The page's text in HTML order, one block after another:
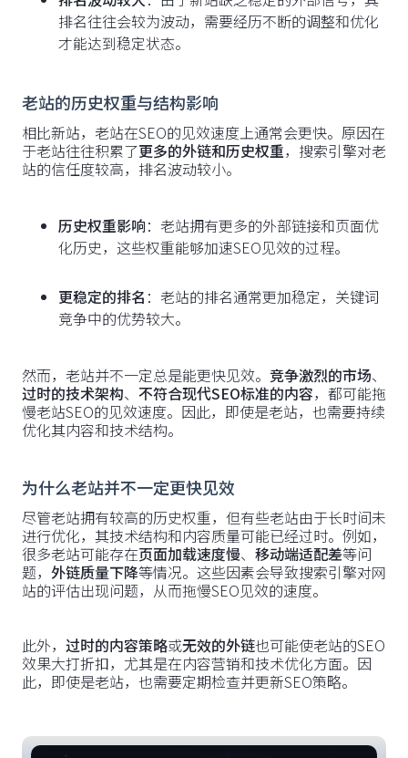
排名往往会较为波动，需要经历不断的调整和优化
才能达到稳定状态。
老站的历史权重与结构影响
相比新站，老站在SEO的见效速度上通常会更快。原因在
于老站往往积累了更多的外链和历史权重，搜索引擎对老
站的信任度较高，排名波动较小。
历史权重影响：老站拥有更多的外部链接和页面优
化历史，这些权重能够加速SEO见效的过程。
更稳定的排名 ：老站的排名通常更加稳定，关键词
竞争中的优势较大。
然而，老站并不一定总是能更快见效。 竞争激烈的市场、
过时的技术架构、 不符合现代SEO标准的内容，都可能拖
慢老站SEO的见效速度。因此，即使是老站，也需要持续
优化其内容和技术结构。
为什么老站并不一定更快见效
尽管老站拥有较高的历史权重，但有些老站由于长时间未
进行优化，其技术结构和内容质量可能已经过时。例如，
很多老站可能存在页面加载速度慢、 移动端适配差等问
题， 外链质量下降等情况。这些因素会导致搜索引擎对网
站的评估出现问题，从而拖慢SEO见效的速度。
此外， 过时的内容策略或无效的外链也可能使老站的SEO
效果大打折扣，尤其是在内容营销和技术优化方面。因
此，即使是老站，也需要定期检查并更新SEO策略。